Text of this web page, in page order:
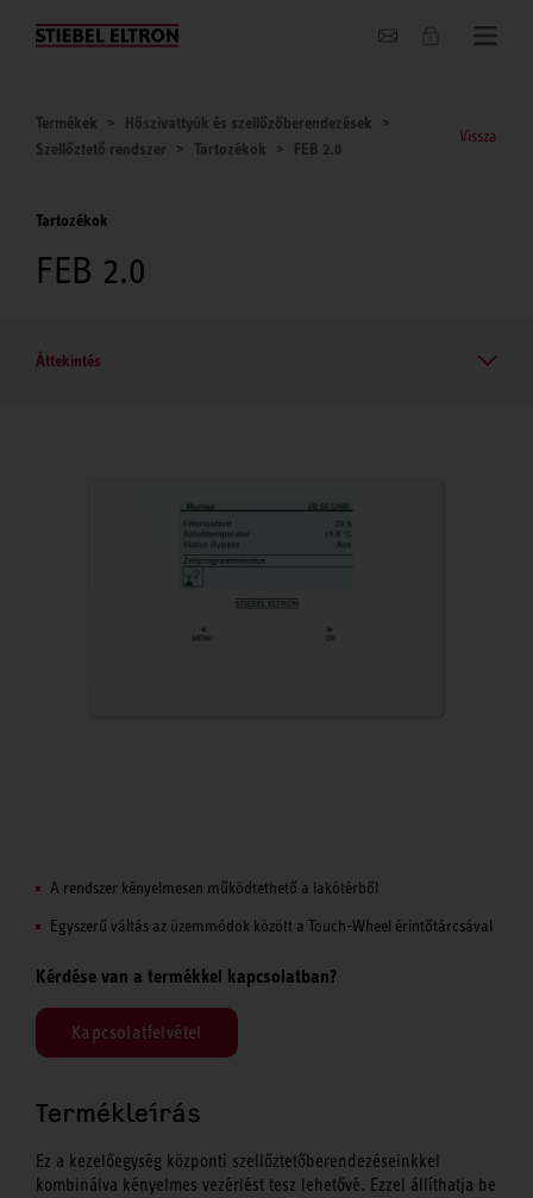
Hírek
Termékek
Hőszivattyúk és szellőzőberendezések
Szellőztető rendszer
Tartozékok FEB 2.0
Vissza
Tartozékok
FEB 2.0
Áttekintés
A rendszer kényelmesen működtethető a lakótérből
Egyszerű váltás az üzemmódok között a Touch-Wheel érintőtárcsával
Kérdése van a termékkel kapcsolatban?
Kapcsolatfelvétel
Termékleírás
Ez a kezelőegység központi szellőztetőberendezéseinkkel
kombinálva kényelmes vezérlést tesz lehetővé. Ezzel állíthatja be